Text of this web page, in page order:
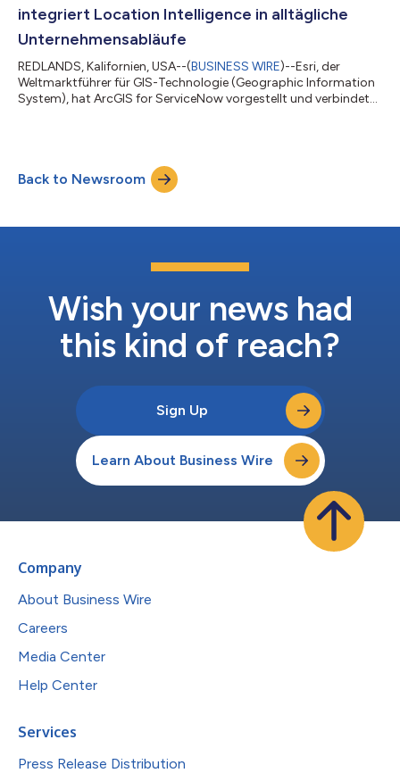
integriert Location Intelligence in alltägliche
Unternehmensabläufe
REDLANDS, Kalifornien, USA--(BUSINESS WIRE)--Esri, der
Weltmarktführer für GIS-Technologie (Geographic Information
System), hat ArcGIS for ServiceNow vorgestellt und verbindet
und Organisationen aus Wirtschaft, Landes- und
Kommunalverwaltung, Versorgungswirtschaft, Energie, Handel,
Gesundheitswesen, Telekommunikation...
Back to Newsroom
Wish your news had
this kind of reach?
Sign Up
Learn About Business Wire
Company
About Business Wire
Careers
Media Center
Help Center
Services
Press Release Distribution